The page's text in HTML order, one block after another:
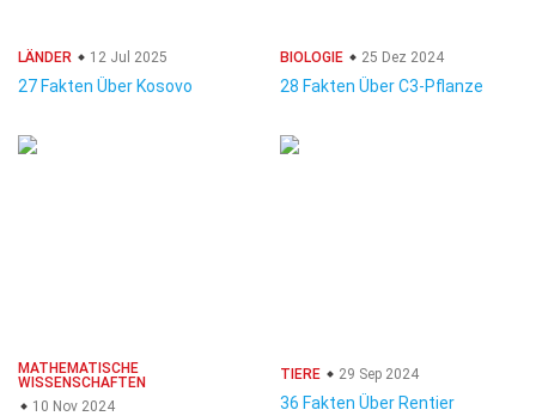
LÄNDER 12 Jul 2025
27 Fakten Über Kosovo
BIOLOGIE 25 Dez 2024
28 Fakten Über C3-Pflanze
MATHEMATISCHE
WISSENSCHAFTEN
10 Nov 2024
TIERE 29 Sep 2024
36 Fakten Über Rentier